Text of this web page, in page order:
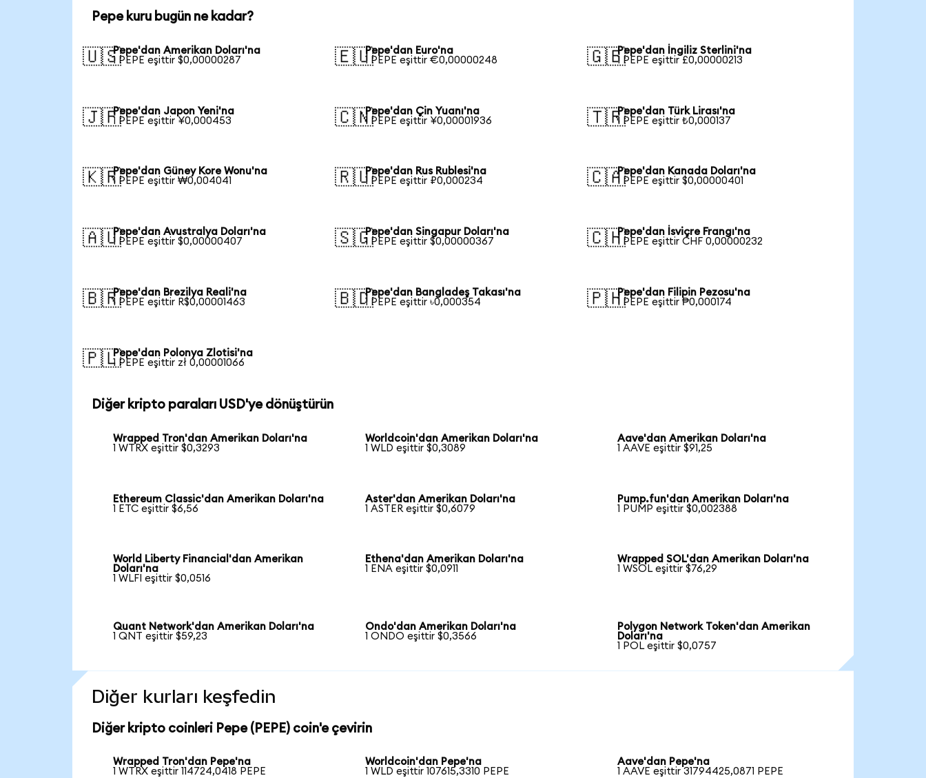
Pepe kuru bugün ne kadar?
🇺🇸Pepe'dan Amerikan Doları'na
1 PEPE eşittir $0,00000287
🇪🇺Pepe'dan Euro'na
1 PEPE eşittir €0,00000248
🇬🇧Pepe'dan İngiliz Sterlini'na
1 PEPE eşittir £0,00000213
🇯🇵Pepe'dan Japon Yeni'na
1 PEPE eşittir ¥0,000453
🇨🇳Pepe'dan Çin Yuanı'na
1 PEPE eşittir ¥0,00001936
🇹🇷Pepe'dan Türk Lirası'na
1 PEPE eşittir ₺0,000137
🇰🇷Pepe'dan Güney Kore Wonu'na
1 PEPE eşittir ₩0,004041
🇷🇺Pepe'dan Rus Rublesi'na
1 PEPE eşittir ₽0,000234
🇨🇦Pepe'dan Kanada Doları'na
1 PEPE eşittir $0,00000401
🇦🇺Pepe'dan Avustralya Doları'na
1 PEPE eşittir $0,00000407
🇸🇬Pepe'dan Singapur Doları'na
1 PEPE eşittir $0,00000367
🇨🇭Pepe'dan İsviçre Frangı'na
1 PEPE eşittir CHF 0,00000232
🇧🇷Pepe'dan Brezilya Reali'na
1 PEPE eşittir R$0,00001463
🇧🇩Pepe'dan Bangladeş Takası'na
1 PEPE eşittir ৳0,000354
🇵🇭Pepe'dan Filipin Pezosu'na
1 PEPE eşittir ₱0,000174
🇵🇱Pepe'dan Polonya Zlotisi'na
1 PEPE eşittir zł 0,00001066
Diğer kripto paraları USD'ye dönüştürün
Wrapped Tron'dan Amerikan Doları'na
1 WTRX eşittir $0,3293
Worldcoin'dan Amerikan Doları'na
1 WLD eşittir $0,3089
Aave'dan Amerikan Doları'na
1 AAVE eşittir $91,25
Ethereum Classic'dan Amerikan Doları'na
1 ETC eşittir $6,56
Aster'dan Amerikan Doları'na
1 ASTER eşittir $0,6079
Pump.fun'dan Amerikan Doları'na
1 PUMP eşittir $0,002388
World Liberty Financial'dan Amerikan
Doları'na
1 WLFI eşittir $0,0516
Ethena'dan Amerikan Doları'na
1 ENA eşittir $0,0911
Wrapped SOL'dan Amerikan Doları'na
1 WSOL eşittir $76,29
Quant Network'dan Amerikan Doları'na
1 QNT eşittir $59,23
Ondo'dan Amerikan Doları'na
1 ONDO eşittir $0,3566
Polygon Network Token'dan Amerikan
Doları'na
1 POL eşittir $0,0757
Diğer kurları keşfedin
Diğer kripto coinleri Pepe (PEPE) coin'e çevirin
Wrapped Tron'dan Pepe'na
1 WTRX eşittir 114724,0418 PEPE
Worldcoin'dan Pepe'na
1 WLD eşittir 107615,3310 PEPE
Aave'dan Pepe'na
1 AAVE eşittir 31794425,0871 PEPE